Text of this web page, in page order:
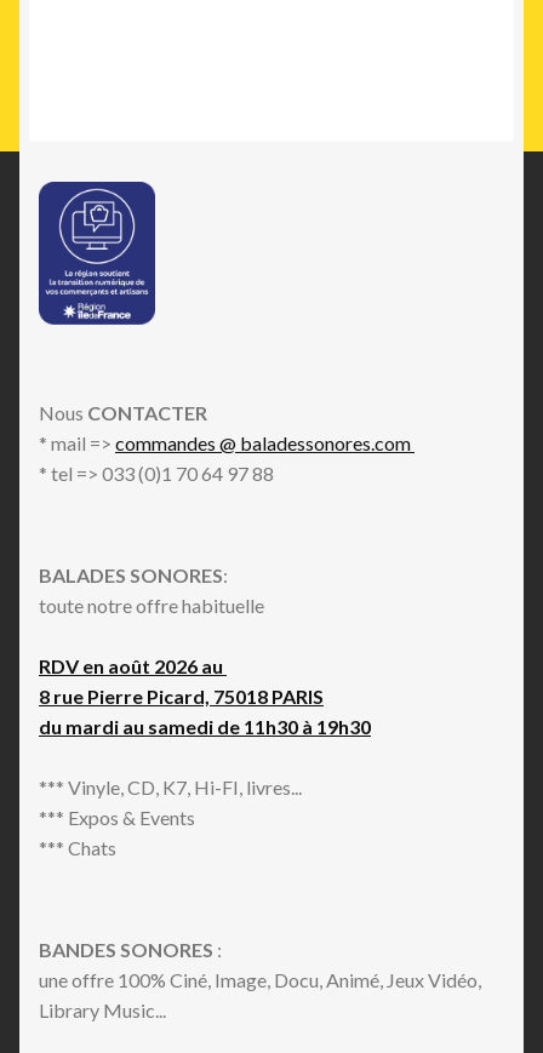
Nous CONTACTER
* mail => commandes @ baladessonores.com
* tel => 033 (0)1 70 64 97 88
BALADES SONORES:
toute notre offre habituelle
RDV en août 2026 au
8 rue Pierre Picard, 75018 PARIS
du mardi au samedi de 11h30 à 19h30
*** Vinyle, CD, K7, Hi-FI, livres...
*** Expos & Events
*** Chats
BANDES SONORES :
une offre 100% Ciné, Image, Docu, Animé, Jeux Vidéo,
Library Music...